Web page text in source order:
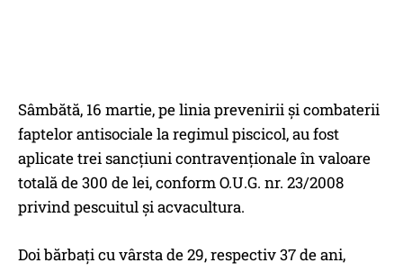
Sâmbătă, 16 martie, pe linia prevenirii şi combaterii
faptelor antisociale la regimul piscicol, au fost
aplicate trei sancţiuni contravenţionale în valoare
totală de 300 de lei, conform O.U.G. nr. 23/2008
privind pescuitul şi acvacultura.
Doi bărbaţi cu vârsta de 29, respectiv 37 de ani,